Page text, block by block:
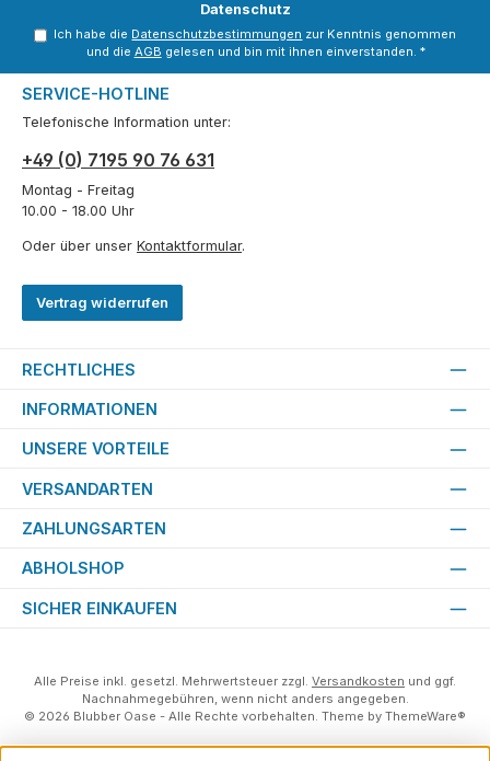
Datenschutz
Ich habe die Datenschutzbestimmungen zur Kenntnis genommen
und die AGB gelesen und bin mit ihnen einverstanden. *
SERVICE-HOTLINE
Telefonische Information unter:
+49 (0) 7195 90 76 631
Montag - Freitag
10.00 - 18.00 Uhr
Oder über unser Kontaktformular.
Vertrag widerrufen
RECHTLICHES
INFORMATIONEN
UNSERE VORTEILE
VERSANDARTEN
ZAHLUNGSARTEN
ABHOLSHOP
SICHER EINKAUFEN
Alle Preise inkl. gesetzl. Mehrwertsteuer zzgl. Versandkosten und ggf.
Nachnahmegebühren, wenn nicht anders angegeben.
© 2026 Blubber Oase - Alle Rechte vorbehalten. Theme by ThemeWare®